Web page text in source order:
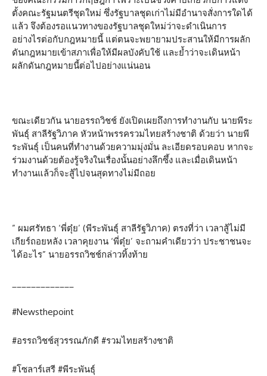
ตั้งคณะรัฐมนตรีชุดใหม่ ซึ่งรัฐบาลชุดเก่าไม่มีอำนาจสั่งการใดได้
แล้ว จึงต้องรอแนวทางของรัฐบาลชุดใหม่ว่าจะดำเนินการ
อย่างไรต่อกับกฎหมายนี้ แต่ตนจะพยายามประสานให้มีการผลัก
ดันกฎหมายเข้าสภาเพื่อให้มีผลบังคับใช้ และย้ำว่าจะเดินหน้า
ผลักดันกฎหมายนี้ต่อไปอย่างแน่นอน
ขณะเดียวกัน นายอรรถวิชช์ ยังเปิดเผยถึงการทำงานกับ นายพีระ
พันธุ์ สาลีรัฐวิภาค หัวหน้าพรรครวมไทยสร้างชาติ ด้วยว่า นายพี
ระพันธุ์ เป็นคนที่ทำงานด้วยความมุ่งมั่น ละเอียดรอบคอบ หากจะ
ร่วมงานด้วยต้องรู้จริงในเรื่องนั้นอย่างลึกซึ้ง และเมื่อเดินหน้า
ทำงานแล้วก็จะสู้ไปจนสุดทางไม่มีถอย
” ผมศรัทธา ‘พี่ตุ๋ย’ (พีระพันธุ์ สาลีรัฐวิภาค) ตรงที่ว่า เวลาสู้ไม่มี
เกียร์ถอยหลัง เวลาคุยงาน ‘พี่ตุ๋ย’ จะถามคำเดียวว่า ประชาชนจะ
ได้อะไร” นายอรรถวิชช์กล่าวทิ้งท้าย
#Newsthepoint
#อรรถวิชช์สุวรรณภักดี #รวมไทยสร้างชาติ
#โซลาร์เสรี #พีระพันธุ์